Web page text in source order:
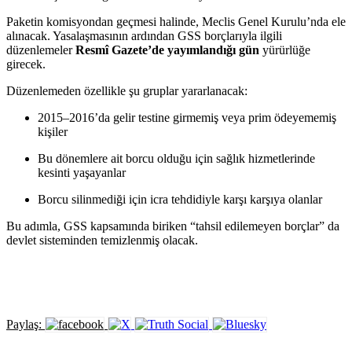
Paketin komisyondan geçmesi halinde, Meclis Genel Kurulu’nda ele
alınacak. Yasalaşmasının ardından GSS borçlarıyla ilgili
düzenlemelerResmî Gazete’de yayımlandığı gün yürürlüğe
girecek.
Düzenlemeden özellikle şu gruplar yararlanacak:
2015–2016’da gelir testine girmemiş veya prim ödeyememiş
kişiler
Bu dönemlere ait borcu olduğu için sağlık hizmetlerinde
kesinti yaşayanlar
Borcu silinmediği için icra tehdidiyle karşı karşıya olanlar
Bu adımla, GSS kapsamında biriken “tahsil edilemeyen borçlar” da
devlet sisteminden temizlenmiş olacak.
Paylaş: